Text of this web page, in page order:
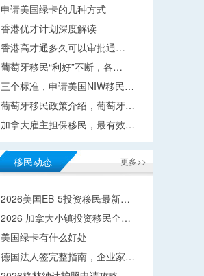
申请美国绿卡的几种方式
香港优才计划深度解读
香港高才通多久可以审批通…
葡萄牙移民“利好”不断，各…
三个标准，申请美国NIW移民…
葡萄牙移民政策介绍，葡萄牙…
加拿大雇主担保移民，最有效…
更多>>
移民动态
2026美国EB-5投资移民最新…
2026 加拿大小镇投资移民全…
美国绿卡有什么好处
德国法人签完整指南，企业家…